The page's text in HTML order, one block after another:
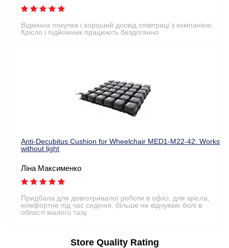
Відмінна покупка і хороший досвід співпраці з компанією.
Крісло і підйомник працюють бездоганно
Anti-Decubitus Cushion for Wheelchair MED1-M22-42. Works
without light
Ліна Максименко
Придбала для довготривалої роботи в офісі, для крісла,
комфортне під час сидіння, більше не відчуваю болі в
області малого тазу.
Store Quality Rating